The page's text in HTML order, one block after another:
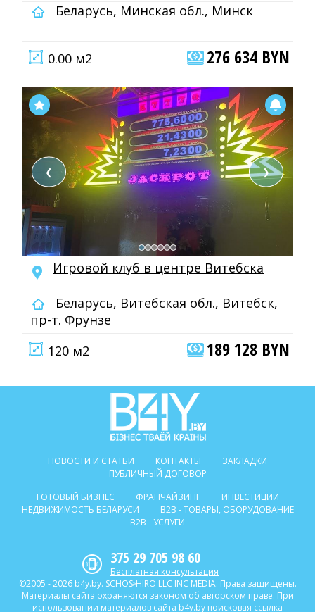
Беларусь, Минская обл., Минск
0.00 м2 276 634 BYN
❮ ❯
Игровой клуб в центре Витебска
Беларусь, Витебская обл., Витебск,
пр-т. Фрунзе
120 м2
189 128 BYN
НОВОСТИ И СТАТЬИ КОНТАКТЫ
ЗАКЛАДКИ
ПУБЛИЧНЫЙ ДОГОВОР
ГОТОВЫЙ БИЗНЕС
ФРАНЧАЙЗИНГ
ИНВЕСТИЦИИ
НЕДВИЖИМОСТЬ БЕЛАРУСИ
B2B - ТОВАРЫ, ОБОРУДОВАНИЕ
B2B - УСЛУГИ
375 29 705 98 60
Бесплатная консультация
©2005 - 2026 b4y.by. SCHOSᶳHIRO LLC INC MEDIA. Права защищены.
Материалы сайта охраняются законом об авторском праве. При
использовании материалов сайта b4y.by поисковая ссылка